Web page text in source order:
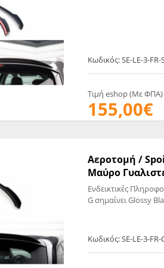
ΒΆΣΕΙΣ ΜΗΧΑΝΉΣ
Κωδικός: SE-LE-3-
Τιμή eshop (Με ΦΠΑ)
155,00€
Αεροτομή /
Mαύρο
Ενδεικτικές
G σημαίνει Glossy
Κωδικός: SE-LE-3-